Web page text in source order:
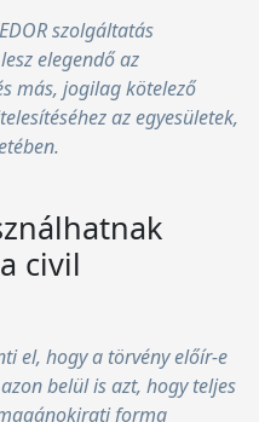
szolgáltatás
elegendő az
más, jogilag kötelező
az egyesületek,
civil
el, hogy a törvény előír-e
belül is azt, hogy teljes
forma